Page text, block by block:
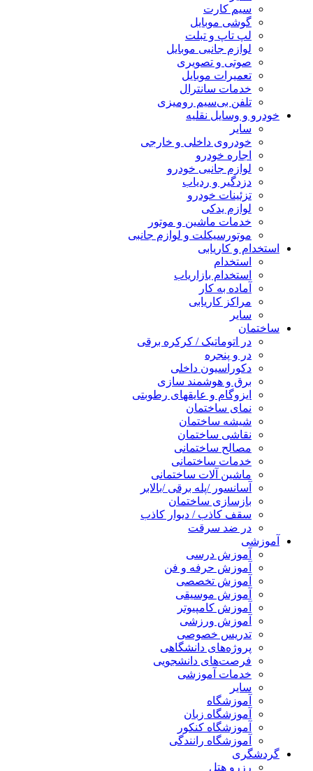
سیم کارت
گوشی موبایل
لپ تاپ و تبلت
لوازم جانبی موبایل
صوتی و تصویری
تعمیرات موبایل
خدمات سانترال
تلفن بی‌سیم رومیزی
خودرو و وسایل نقلیه
سایر
خودروی داخلی و خارجی
اجاره خودرو
لوازم جانبی خودرو
دزدگیر و ردیاب
تزئینات خودرو
لوازم یدکی
خدمات ماشین و موتور
موتورسیکلت و لوازم جانبی
استخدام و کاریابی
استخدام
استخدام بازاریاب
آماده به کار
مراکز کاریابی
سایر
ساختمان
در اتوماتیک / کرکره برقی
در و پنجره
دکوراسیون داخلی
برق و هوشمند سازی
ایزوگام و عایقهای رطوبتی
نمای ساختمان
شیشه ساختمان
نقاشی ساختمان
مصالح ساختمانی
خدمات ساختمانی
ماشین آلات ساختمانی
آسانسور /پله برقی /بالابر
بازسازی ساختمان
سقف کاذب / دیوار کاذب
در ضد سرقت
آموزشی
آموزش درسی
آموزش حرفه و فن
آموزش تخصصی
آموزش موسیقی
آموزش کامپیوتر
آموزش ورزشی
تدریس خصوصی
پروژه‌های دانشگاهی
فرصت‌های دانشجویی
خدمات آموزشی
سایر
آموزشگاه
آموزشگاه زبان
آموزشگاه کنکور
آموزشگاه رانندگی
گردشگری
رزرو هتل